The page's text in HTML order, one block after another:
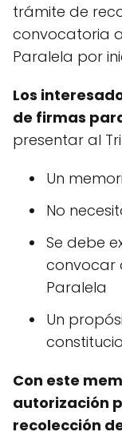
trámite de
convocatoria
Paralela por
Los
de firmas
presentar al
Un
No
Se debe
convocar
Paralela
Un
Con este
autorización
recolección